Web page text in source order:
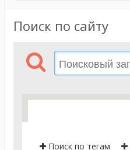
Поиск по сайту
Поиск по тегам